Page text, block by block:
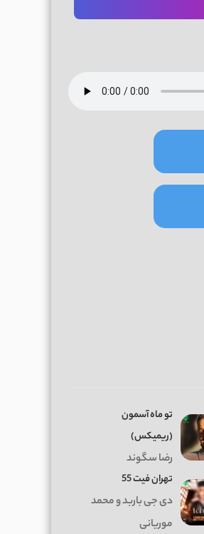
تو ماه آسمون
(ریمیکس)
رضا سگوند
تهران فیت 55
دی جی باربد و محمد
موریانی